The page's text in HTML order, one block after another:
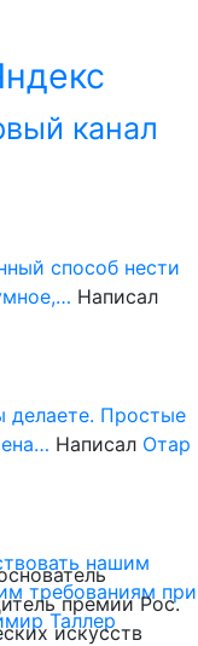
канал
способ нести
Написал
делаете. Простые
Написал Отар
нашим
требованиям при
Таллер
премии Рос.
искусств